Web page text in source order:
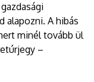
alapozni. A hibás
minél tovább ül
–